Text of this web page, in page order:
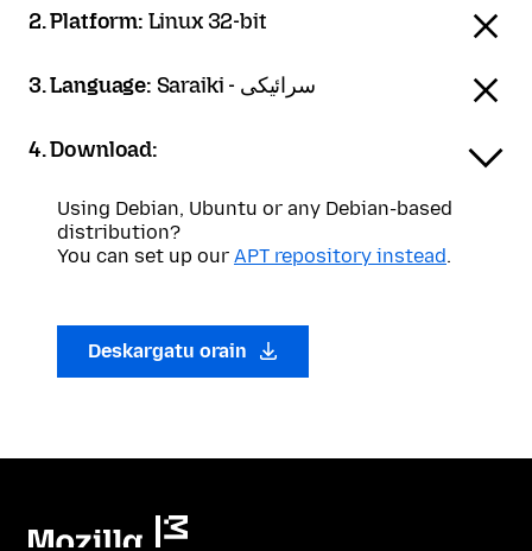
2. Platform: Linux 32-bit
3. Language: Saraiki - سرائیکی
4. Download:
Using Debian, Ubuntu or any Debian-based
distribution?
You can set up our APT repository instead.
Deskargatu orain